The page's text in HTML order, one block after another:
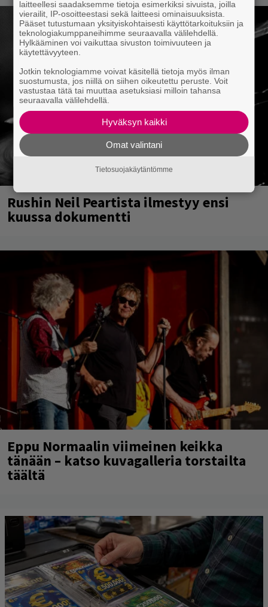
Rushin Neil Peartista ilmestyy ensi
kuussa dokumentti
Eppu Normaalin viimeinen keikka
tänään – katso kuvagalleria torstailta
täältä
laitteellesi saadaksemme tietoja esimerkiksi sivuista, joilla
vierailit, IP-osoitteestasi sekä laitteesi ominaisuuksista.
Pääset tutustumaan yksityiskohtaisesti käyttötarkoituksiin ja
teknologiakumppaneihimme seuraavalla välilehdellä.
Hylkääminen voi vaikuttaa sivuston toimivuuteen ja
käytettävyyteen.
Jotkin teknologiamme voivat käsitellä tietoja myös ilman
suostumusta, jos niillä on siihen oikeutettu peruste. Voit
vastustaa tätä tai muuttaa asetuksiasi milloin tahansa
seuraavalla välilehdellä.
Hyväksyn kaikki
Omat valintani
Tietosuojakäytäntömme